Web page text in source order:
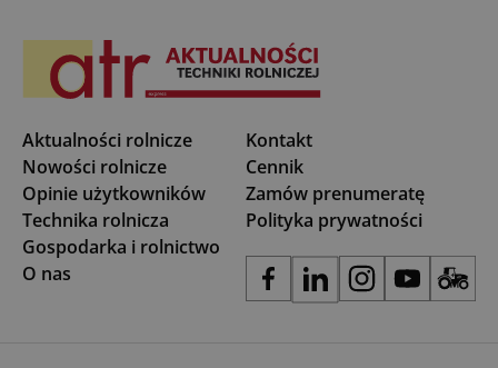
Aktualności rolnicze
Nowości rolnicze
Opinie użytkowników
Technika rolnicza
Gospodarka i rolnictwo
O nas
Kontakt
Cennik
Zamów prenumeratę
Polityka prywatności